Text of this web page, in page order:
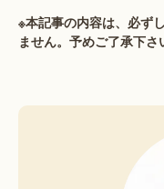
※本記事の内容は、必ず
ません。予めご了承下さ